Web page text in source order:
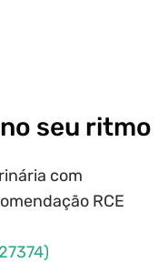
seu ritmo
com
RCE